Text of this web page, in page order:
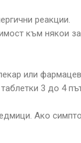
реакции.
към някои
или
3 до 4
Ако